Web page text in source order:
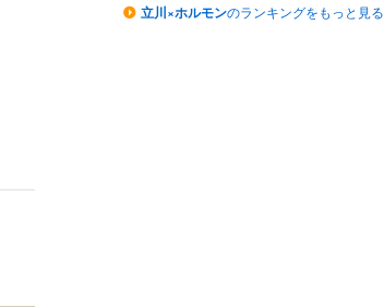
立川×ホルモンのランキングをもっと見る